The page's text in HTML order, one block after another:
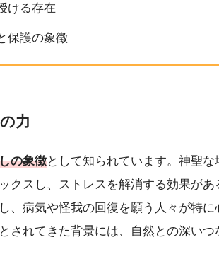
ける存在
保護の象徴
力
の象徴として知られています。神聖な
クスし、ストレスを解消する効果が
、病気や怪我の回復を願う人々が特
されてきた背景には、自然との深いつ